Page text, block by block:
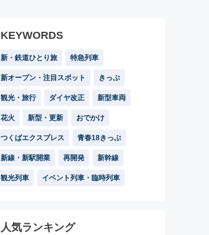
KEYWORDS
新・鉄道ひとり旅 特急列車
新オープン・注目スポット きっぷ
観光・旅行 ダイヤ改正 新型車両
花火 新型・更新 おでかけ
つくばエクスプレス 青春18きっぷ
新線・新駅開業 再開発 新幹線
観光列車 イベント列車・臨時列車
人気ランキング